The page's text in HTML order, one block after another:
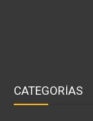
CATEGORÍAS